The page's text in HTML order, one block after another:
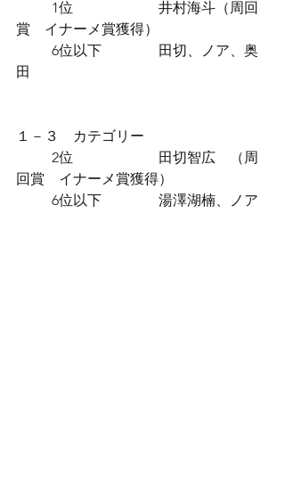
賞　イナーメ賞獲得）
田
１－３　カテゴリー
回賞　イナーメ賞獲得）
	6位以下		湯澤湖楠、ノア